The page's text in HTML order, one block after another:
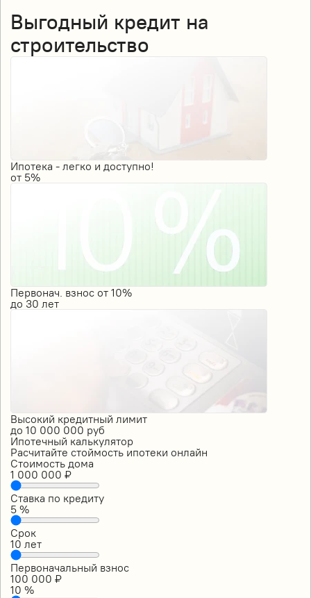
Выгодный кредит на
строительство
Ипотека - легко и доступно!
от 5%
Первонач. взнос от 10%
до 30 лет
Высокий кредитный лимит
до 10 000 000 руб
Ипотечный калькулятор
Расчитайте стоймость ипотеки онлайн
Стоимость дома
1 000 000 ₽
Ставка по кредиту
5 %
Срок
10 лет
Первоначальный взнос
100 000 ₽
10 %